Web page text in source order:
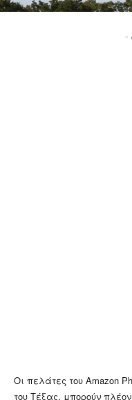
-
Οι πελάτες του Amazon
του Τέξας, μπορούν